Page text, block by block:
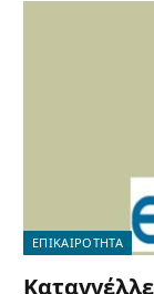
ΕΠΙΚΑΙΡΟΤΗΤΑ